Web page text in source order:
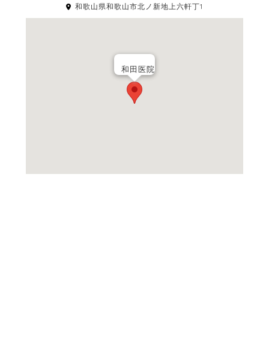
和歌山県和歌山市北ノ新地上六軒丁1
和田医院